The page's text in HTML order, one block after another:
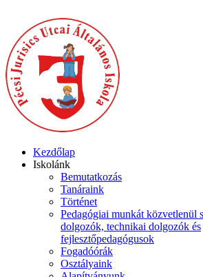
Kezdőlap
Iskolánk
Bemutatkozás
Tanáraink
Történet
Pedagógiai munkát közvetlenül
dolgozók, technikai dolgozók és
fejlesztőpedagógusok
Fogadóórák
Osztályaink